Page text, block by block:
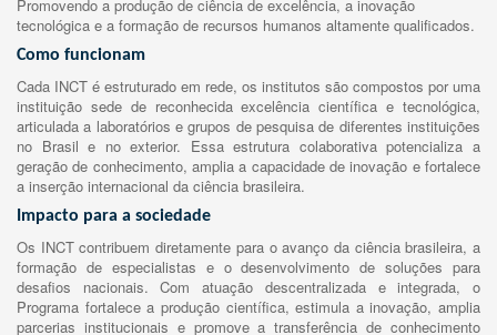
Promovendo a produção de ciência de excelência, a inovação
tecnológica e a formação de recursos humanos altamente qualificados.
Como funcionam
Cada INCT é estruturado em rede, os institutos são compostos por uma
instituição sede de reconhecida excelência científica e tecnológica,
articulada a laboratórios e grupos de pesquisa de diferentes instituições
no Brasil e no exterior. Essa estrutura colaborativa potencializa a
geração de conhecimento, amplia a capacidade de inovação e fortalece
a inserção internacional da ciência brasileira.
Impacto para a sociedade
Os INCT contribuem diretamente para o avanço da ciência brasileira, a
formação de especialistas e o desenvolvimento de soluções para
desafios nacionais. Com atuação descentralizada e integrada, o
Programa fortalece a produção científica, estimula a inovação, amplia
parcerias institucionais e promove a transferência de conhecimento